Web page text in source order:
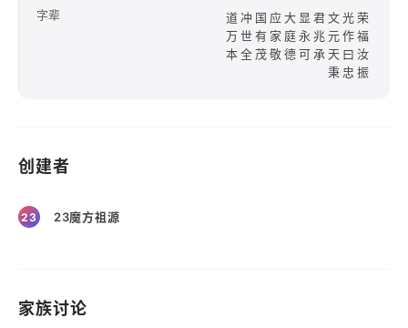
字辈
道冲国应大显君文光荣
万世有家庭永兆元作福
本全茂敬德可承天曰汝
秉忠振
创建者
23 23魔方祖源
家族讨论